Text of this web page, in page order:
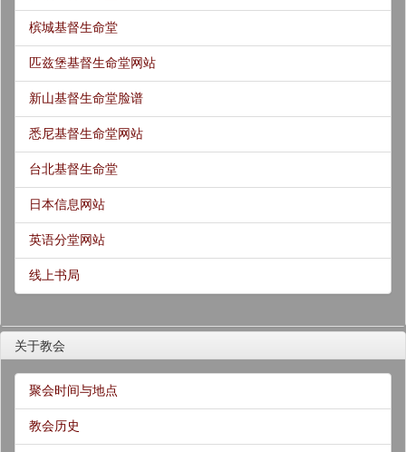
槟城基督生命堂
匹兹堡基督生命堂网站
新山基督生命堂脸谱
悉尼基督生命堂网站
台北基督生命堂
日本信息网站
英语分堂网站
线上书局
关于教会
聚会时间与地点
教会历史